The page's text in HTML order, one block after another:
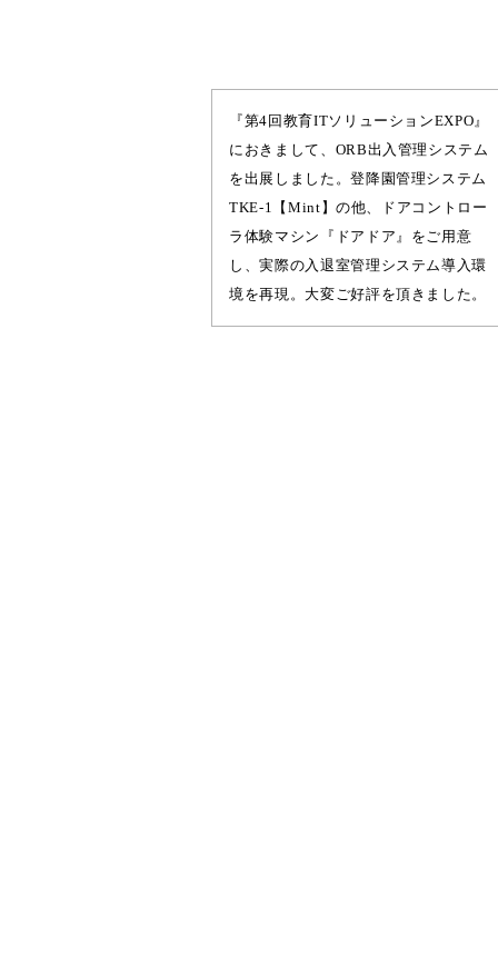
『第4回教育ITソリューションEXPO』
におきまして、ORB出入管理システム
を出展しました。登降園管理システム
TKE-1【Mint】の他、ドアコントロー
ラ体験マシン『ドアドア』をご用意
し、実際の入退室管理システム導入環
境を再現。大変ご好評を頂きました。